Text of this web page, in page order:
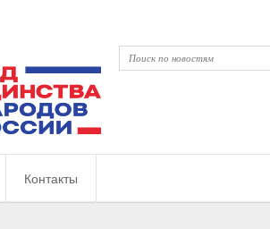
Контакты